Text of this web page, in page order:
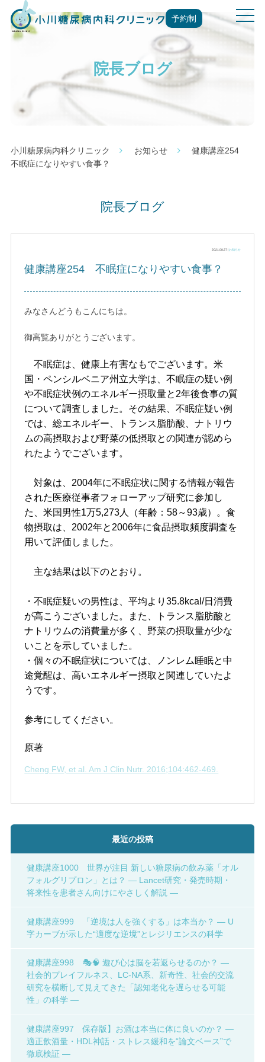
予約制
t
o
g
院長ブログ
小川糖尿病内科クリニック お知らせ
健康講座254
不眠症になりやすい食事？
院長ブログ
2021.08.27 |お知らせ
健康講座254 不眠症になりやすい食事？
みなさんどうもこんにちは。
御高覧ありがとうございます。
不眠症は、健康上有害なもでございます。米
国・ペンシルベニア州立大学は、不眠症の疑い例
や不眠症状例のエネルギー摂取量と2年後食事の質
について調査しました。その結果、不眠症疑い例
では、総エネルギー、トランス脂肪酸、ナトリウ
ムの高摂取および野菜の低摂取との関連が認めら
れたようでございます。
対象は、2004年に不眠症状に関する情報が報告
された医療従事者フォローアップ研究に参加し
た、米国男性1万5,273人（年齢：58～93歳）。食
物摂取は、2002年と2006年に食品摂取頻度調査を
用いて評価しました。
主な結果は以下のとおり。
・不眠症疑いの男性は、平均より35.8kcal/日消費
が高こうございました。また、トランス脂肪酸と
ナトリウムの消費量が多く、野菜の摂取量が少な
いことを示していました。
・個々の不眠症状については、ノンレム睡眠と中
途覚醒は、高いエネルギー摂取と関連していたよ
うです。
参考にしてください。
原著
Cheng FW, et al. Am J Clin Nutr. 2016;104:462-469.
最近の投稿
健康講座1000 世界が注目 新しい糖尿病の飲み薬「オル
フォルグリプロン」とは？ ― Lancet研究・発売時期・
将来性を患者さん向けにやさしく解説 ―
健康講座999 「逆境は人を強くする」は本当か？ ― U
字カーブが示した“適度な逆境”とレジリエンスの科学
健康講座998 🎭🧠 遊び心は脳を若返らせるのか？ ―
社会的プレイフルネス、LC-NA系、新奇性、社会的交流
研究を横断して見えてきた「認知老化を遅らせる可能
性」の科学 ―
健康講座997 保存版】お酒は本当に体に良いのか？ ―
適正飲酒量・HDL神話・ストレス緩和を“論文ベース”で
徹底検証 ―